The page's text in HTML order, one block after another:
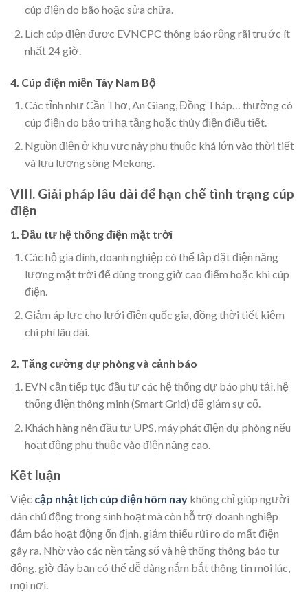
cúp điện do bão hoặc sửa chữa.
Lịch cúp điện được EVNCPC thông báo rộng rãi trước ít
nhất 24 giờ.
4. Cúp điện miền Tây Nam Bộ
Các tỉnh như Cần Thơ, An Giang, Đồng Tháp… thường có
cúp điện do bảo trì hạ tầng hoặc thủy điện điều tiết.
Nguồn điện ở khu vực này phụ thuộc khá lớn vào thời tiết
và lưu lượng sông Mekong.
VIII. Giải pháp lâu dài để hạn chế tình trạng cúp
điện
1. Đầu tư hệ thống điện mặt trời
Các hộ gia đình, doanh nghiệp có thể lắp đặt điện năng
lượng mặt trời để dùng trong giờ cao điểm hoặc khi cúp
điện.
Giảm áp lực cho lưới điện quốc gia, đồng thời tiết kiệm
chi phí lâu dài.
2. Tăng cường dự phòng và cảnh báo
EVN cần tiếp tục đầu tư các hệ thống dự báo phụ tải, hệ
thống điện thông minh (Smart Grid) để giảm sự cố.
Khách hàng nên đầu tư UPS, máy phát điện dự phòng nếu
hoạt động phụ thuộc vào điện năng cao.
Kết luận
Việc cập nhật lịch cúp điện hôm nay không chỉ giúp người
dân chủ động trong sinh hoạt mà còn hỗ trợ doanh nghiệp
đảm bảo hoạt động ổn định, giảm thiểu rủi ro do mất điện
gây ra. Nhờ vào các nền tảng số và hệ thống thông báo tự
động, giờ đây bạn có thể dễ dàng nắm bắt thông tin mọi lúc,
mọi nơi.